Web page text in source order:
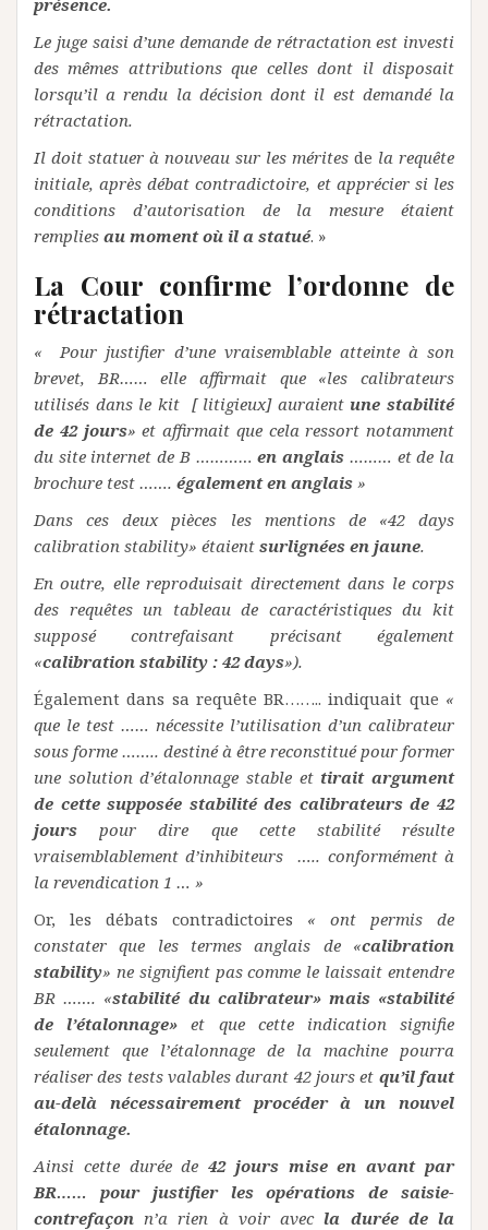
présence.
Le juge saisi d’une demande de rétractation est investi
des mêmes attributions que celles dont il disposait
lorsqu’il a rendu la décision dont il est demandé la
rétractation.
Il doit statuer à nouveau sur les mérites de la requête
initiale, après débat contradictoire, et apprécier si les
conditions d’autorisation de la mesure étaient
remplies au moment où il a statué. »
La Cour confirme l’ordonne de
rétractation
« Pour justifier d’une vraisemblable atteinte à son
brevet, BR…… elle affirmait que «les calibrateurs
utilisés dans le kit [ litigieux] auraient une stabilité
de 42 jours» et affirmait que cela ressort notamment
du site internet de B ………… en anglais ……… et de la
brochure test ……. également en anglais »
Dans ces deux pièces les mentions de «42 days
calibration stability» étaient surlignées en jaune.
En outre, elle reproduisait directement dans le corps
des requêtes un tableau de caractéristiques du kit
supposé contrefaisant précisant également
«calibration stability : 42 days»).
Également dans sa requête BR…….. indiquait que «
que le test …… nécessite l’utilisation d’un calibrateur
sous forme …….. destiné à être reconstitué pour former
une solution d’étalonnage stable et tirait argument
de cette supposée stabilité des calibrateurs de 42
jours pour dire que cette stabilité résulte
vraisemblablement d’inhibiteurs ….. conformément à
la revendication 1 … »
Or, les débats contradictoires « ont permis de
constater que les termes anglais de «calibration
stability» ne signifient pas comme le laissait entendre
BR ……. «stabilité du calibrateur» mais «stabilité
de l’étalonnage» et que cette indication signifie
seulement que l’étalonnage de la machine pourra
réaliser des tests valables durant 42 jours et qu’il faut
au-delà nécessairement procéder à un nouvel
étalonnage.
Ainsi cette durée de42 jours mise en avant par
BR…… pour justifier les opérations de saisie-
contrefaçon n’a rien à voir avecla durée de la